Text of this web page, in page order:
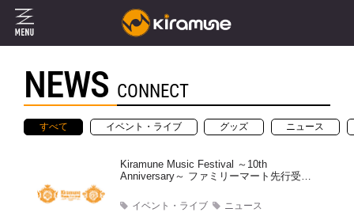
NEWS CONNECT
すべて イベント・ライブ グッズ ニュース
Kiramune Music Festival ～10th
Anniversary～ ファミリーマート先行受付
イベント・ライブ ニュース